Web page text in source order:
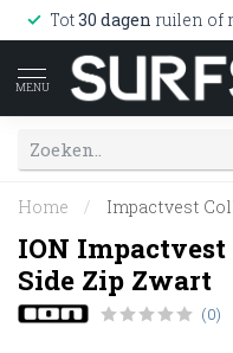
Tot30 dagen ruilen of
MENU
Home / Impactvest
ION
Side Zip Zwart
(0)